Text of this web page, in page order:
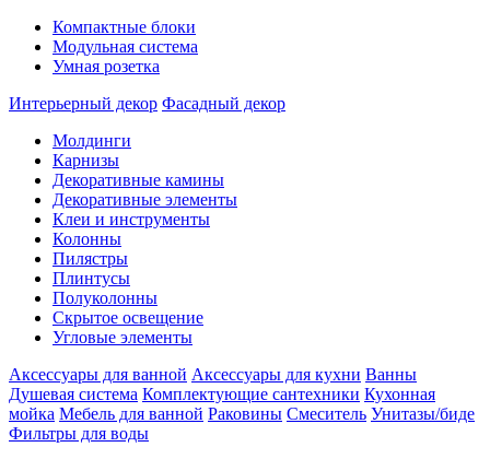
Компактные блоки
Модульная система
Умная розетка
Интерьерный декор Фасадный декор
Молдинги
Карнизы
Декоративные камины
Декоративные элементы
Клеи и инструменты
Колонны
Пилястры
Плинтусы
Полуколонны
Скрытое освещение
Угловые элементы
Аксессуары для ванной Аксессуары для кухни Ванны
Душевая система Комплектующие сантехники Кухонная
мойка Мебель для ванной Раковины Смеситель Унитазы/биде
Фильтры для воды